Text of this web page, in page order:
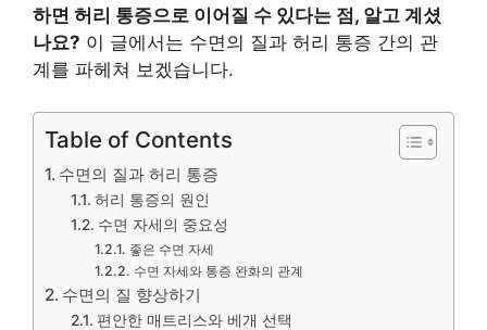
하면 허리 통증으로 이어질 수 있다는 점, 알고 계셨
나요? 이 글에서는 수면의 질과 허리 통증 간의 관
계를 파헤쳐 보겠습니다.
Table of Contents
수면의 질과 허리 통증
허리 통증의 원인
수면 자세의 중요성
좋은 수면 자세
수면 자세와 통증 완화의 관계
수면의 질 향상하기
편안한 매트리스와 베개 선택